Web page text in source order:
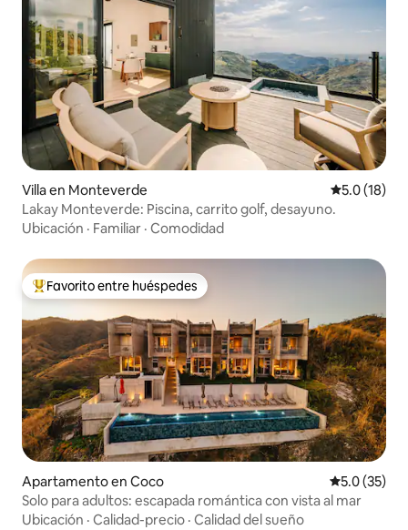
Villa en Monteverde Calificación
5.0 (18)
Lakay Monteverde: Piscina, carrito golf, desayuno.
Ubicación · Familiar · Comodidad
Favorito entre huéspedes preferido
Favorito entre huéspedes
Apartamento en Coco Calificación
5.0 (35)
Solo para adultos: escapada romántica con vista al mar
Ubicación · Calidad-precio · Calidad del sueño